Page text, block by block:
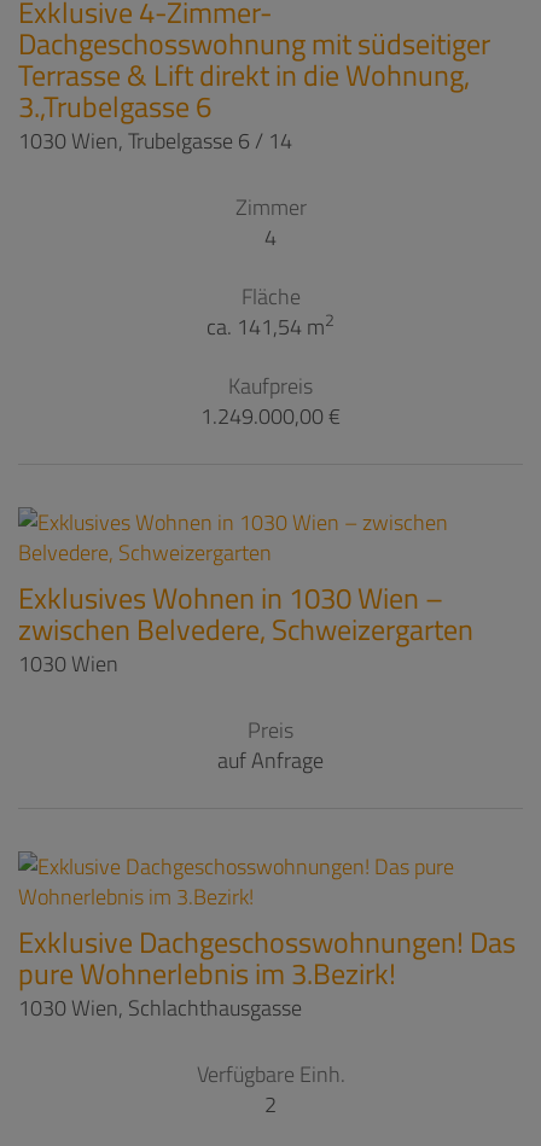
Exklusive 4-Zimmer-
Dachgeschosswohnung mit südseitiger
Terrasse & Lift direkt in die Wohnung,
3.,Trubelgasse 6
1030 Wien, Trubelgasse 6 / 14
Zimmer
4
Fläche
ca. 141,54 m2
Kaufpreis
1.249.000,00 €
Exklusives Wohnen in 1030 Wien –
zwischen Belvedere, Schweizergarten
1030 Wien
Preis
auf Anfrage
Exklusive Dachgeschosswohnungen! Das
pure Wohnerlebnis im 3.Bezirk!
1030 Wien, Schlachthausgasse
Verfügbare Einh.
2